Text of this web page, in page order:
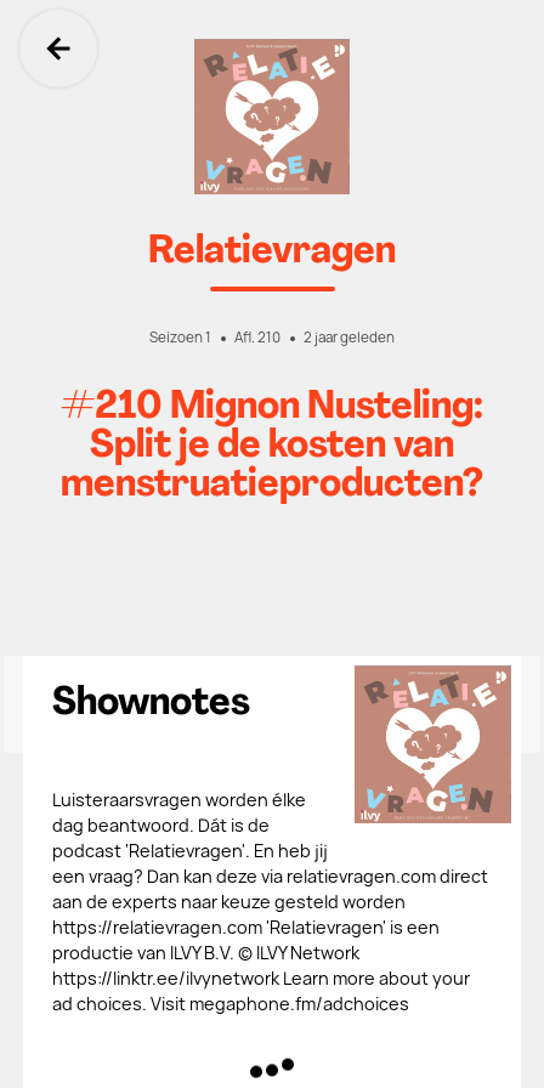
Ga terug
Relatievragen
Seizoen 1 Afl. 210 2 jaar geleden
#210 Mignon Nusteling:
Split je de kosten van
menstruatieproducten?
Shownotes
Luisteraarsvragen worden élke
dag beantwoord. Dát is de
podcast 'Relatievragen'. En heb jij
een vraag? Dan kan deze via relatievragen.com direct
aan de experts naar keuze gesteld worden
https://relatievragen.com 'Relatievragen' is een
productie van ILVY B.V. © ILVY Network
https://linktr.ee/ilvynetwork Learn more about your
ad choices. Visit megaphone.fm/adchoices